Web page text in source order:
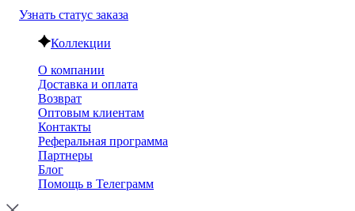
Узнать статус заказа
Коллекции
О компании
Доставка и оплата
Возврат
Оптовым клиентам
Контакты
Реферальная программа
Партнеры
Блог
Помощь в Телеграмм